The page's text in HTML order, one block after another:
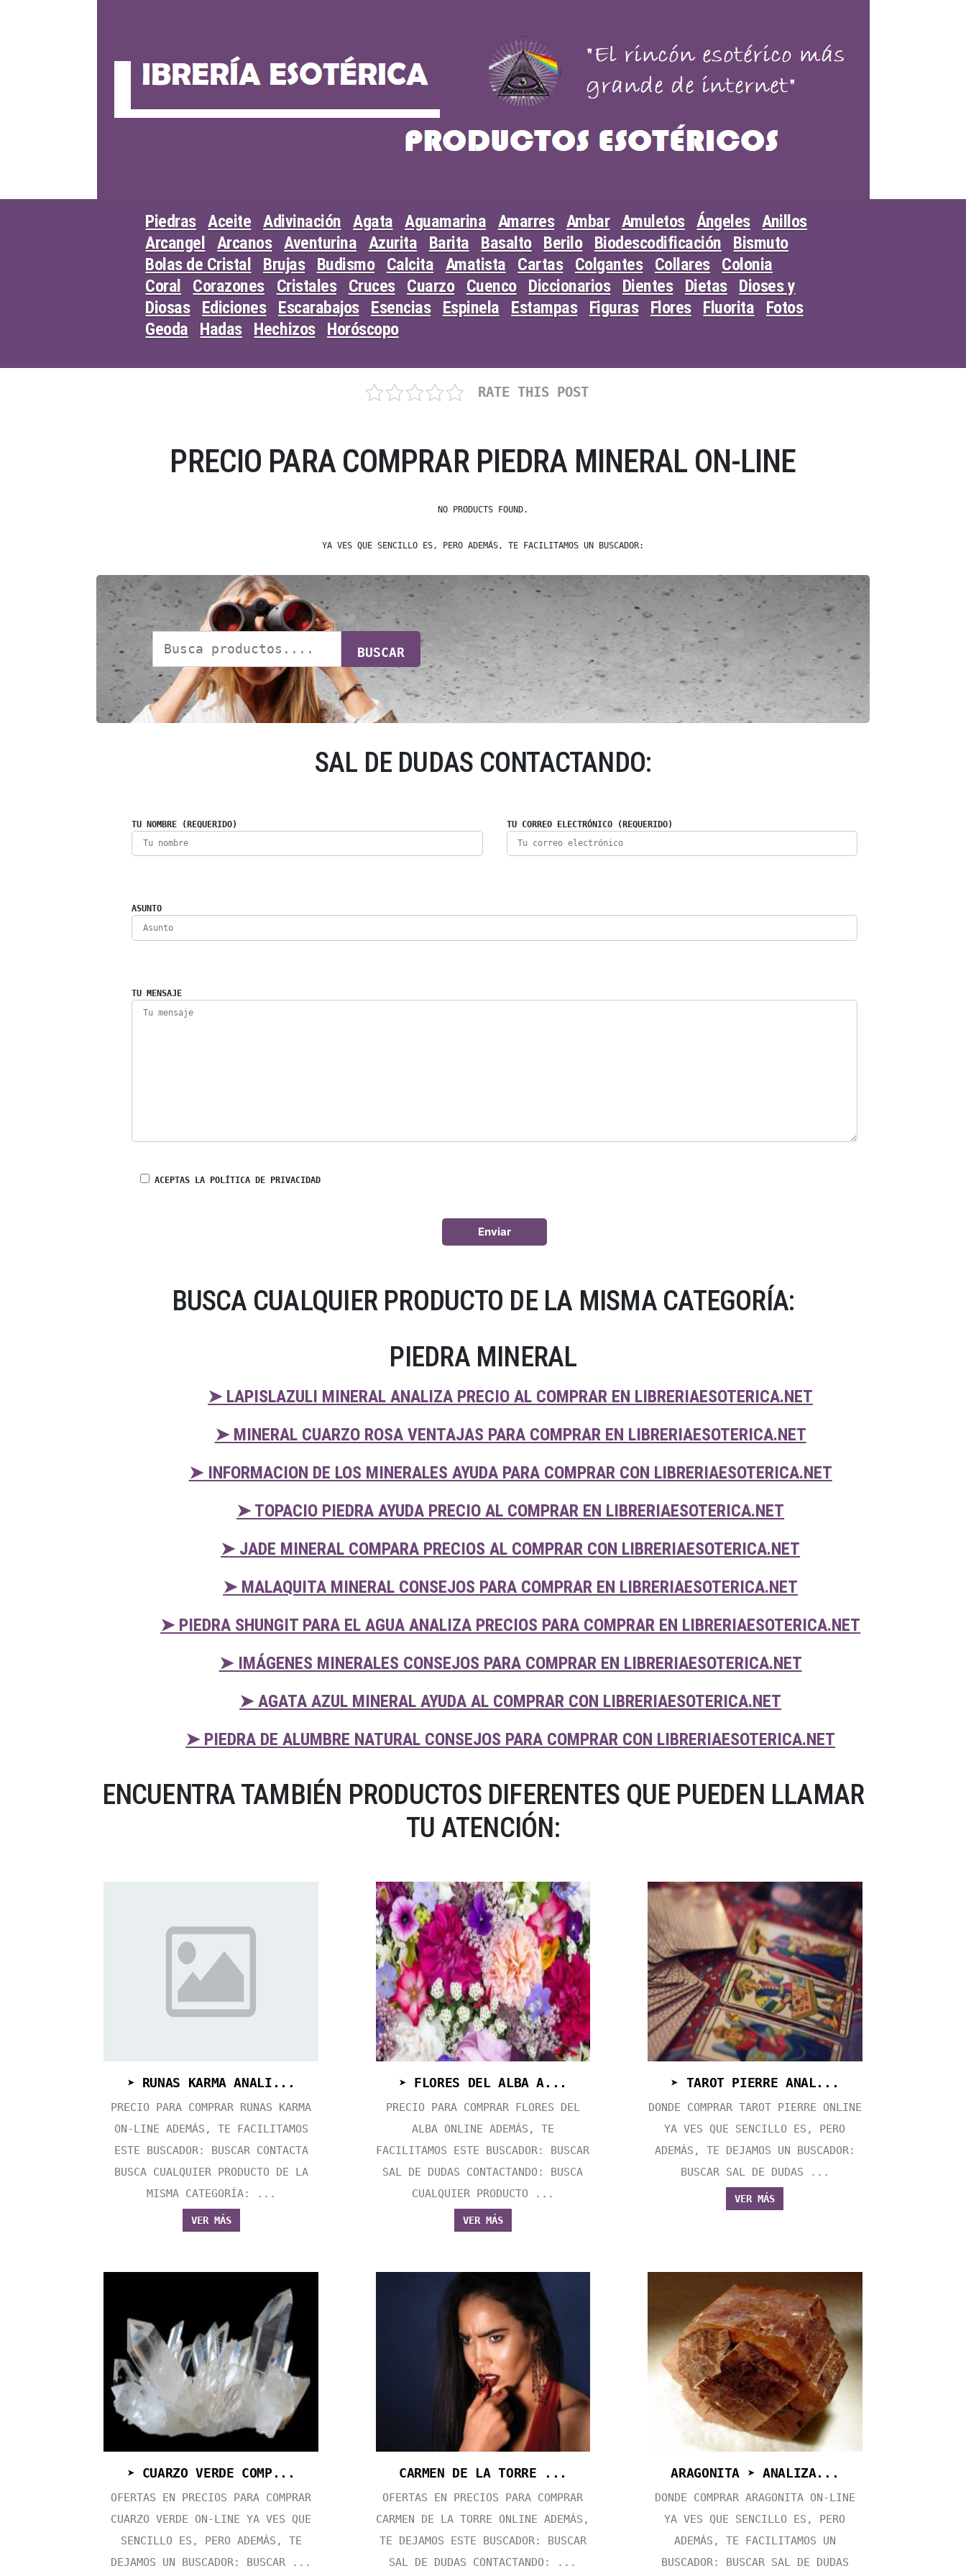
Piedras Aceite Adivinación Agata Aguamarina Amarres Ambar Amuletos Ángeles Anillos
Arcangel
Arcanos Aventurina Azurita Barita Basalto Berilo Biodescodificación
Bismuto
Bolas de Cristal
Brujas Budismo Calcita Amatista Cartas Colgantes Collares
Colonia
Coral
Corazones Cristales Cruces Cuarzo Cuenco Diccionarios Dientes Dietas
Dioses y
Diosas
Ediciones Escarabajos Esencias Espinela Estampas Figuras Flores Fluorita
Fotos
Geoda
Hadas Hechizos Horóscopo
RATE THIS POST
PRECIO PARA COMPRAR PIEDRA MINERAL ON-LINE
NO PRODUCTS FOUND.
YA VES QUE SENCILLO ES, PERO ADEMÁS, TE FACILITAMOS UN BUSCADOR:
BUSCAR
SAL DE DUDAS CONTACTANDO:
TU NOMBRE (REQUERIDO) TU CORREO ELECTRÓNICO (REQUERIDO)
ASUNTO
TU MENSAJE
ACEPTAS LA POLÍTICA DE PRIVACIDAD
BUSCA CUALQUIER PRODUCTO DE LA MISMA CATEGORÍA:
PIEDRA MINERAL
➤ LAPISLAZULI MINERAL ANALIZA PRECIO AL COMPRAR EN LIBRERIAESOTERICA.NET
➤ MINERAL CUARZO ROSA VENTAJAS PARA COMPRAR EN LIBRERIAESOTERICA.NET
➤ INFORMACION DE LOS MINERALES AYUDA PARA COMPRAR CON LIBRERIAESOTERICA.NET
➤ TOPACIO PIEDRA AYUDA PRECIO AL COMPRAR EN LIBRERIAESOTERICA.NET
➤ JADE MINERAL COMPARA PRECIOS AL COMPRAR CON LIBRERIAESOTERICA.NET
➤ MALAQUITA MINERAL CONSEJOS PARA COMPRAR EN LIBRERIAESOTERICA.NET
➤ PIEDRA SHUNGIT PARA EL AGUA ANALIZA PRECIOS PARA COMPRAR EN LIBRERIAESOTERICA.NET
➤ IMÁGENES MINERALES CONSEJOS PARA COMPRAR EN LIBRERIAESOTERICA.NET
➤ AGATA AZUL MINERAL AYUDA AL COMPRAR CON LIBRERIAESOTERICA.NET
➤ PIEDRA DE ALUMBRE NATURAL CONSEJOS PARA COMPRAR CON LIBRERIAESOTERICA.NET
ENCUENTRA TAMBIÉN PRODUCTOS DIFERENTES QUE PUEDEN LLAMAR
TU ATENCIÓN:
➤ RUNAS KARMA ANALI...
PRECIO PARA COMPRAR RUNAS KARMA
ON-LINE ADEMÁS, TE FACILITAMOS
ESTE BUSCADOR: BUSCAR CONTACTA
BUSCA CUALQUIER PRODUCTO DE LA
MISMA CATEGORÍA: ...
VER MÁS
➤ FLORES DEL ALBA A...
PRECIO PARA COMPRAR FLORES DEL
ALBA ONLINE ADEMÁS, TE
FACILITAMOS ESTE BUSCADOR: BUSCAR
SAL DE DUDAS CONTACTANDO: BUSCA
CUALQUIER PRODUCTO ...
VER MÁS
➤ TAROT PIERRE ANAL...
DONDE COMPRAR TAROT PIERRE ONLINE
YA VES QUE SENCILLO ES, PERO
ADEMÁS, TE DEJAMOS UN BUSCADOR:
BUSCAR SAL DE DUDAS ...
VER MÁS
➤ CUARZO VERDE COMP...
OFERTAS EN PRECIOS PARA COMPRAR
CUARZO VERDE ON-LINE YA VES QUE
SENCILLO ES, PERO ADEMÁS, TE
DEJAMOS UN BUSCADOR: BUSCAR ...
CARMEN DE LA TORRE ...
OFERTAS EN PRECIOS PARA COMPRAR
CARMEN DE LA TORRE ONLINE ADEMÁS,
TE DEJAMOS ESTE BUSCADOR: BUSCAR
SAL DE DUDAS CONTACTANDO: ...
ARAGONITA ➤ ANALIZA...
DONDE COMPRAR ARAGONITA ON-LINE
YA VES QUE SENCILLO ES, PERO
ADEMÁS, TE FACILITAMOS UN
BUSCADOR: BUSCAR SAL DE DUDAS